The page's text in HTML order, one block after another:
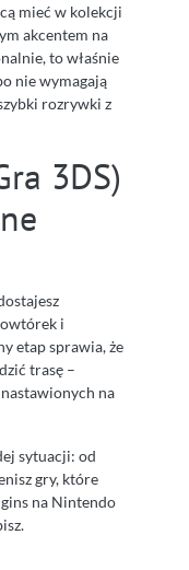
mieć w kolekcji
akcentem na
to właśnie
nie wymagają
rozrywki z
3DS)
i
etap sprawia, że
trasę –
na
sytuacji: od
gry, które
na Nintendo